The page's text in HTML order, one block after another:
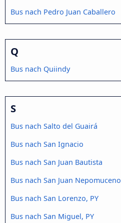
Bus nach Pedro Juan Caballero
Q
Bus nach Quiindy
S
Bus nach Salto del Guairá
Bus nach San Ignacio
Bus nach San Juan Bautista
Bus nach San Juan Nepomuceno
Bus nach San Lorenzo, PY
Bus nach San Miguel, PY